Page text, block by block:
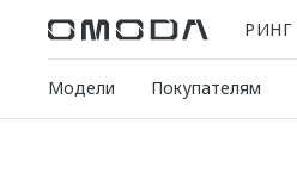
РИНГ
Модели Покупателям